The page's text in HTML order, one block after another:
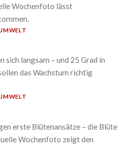
Wochenfoto lässt
langsam – und 25 Grad in
das Wachstum richtig
erste Blütenansätze – die Blüte
Wochenfoto zeigt den